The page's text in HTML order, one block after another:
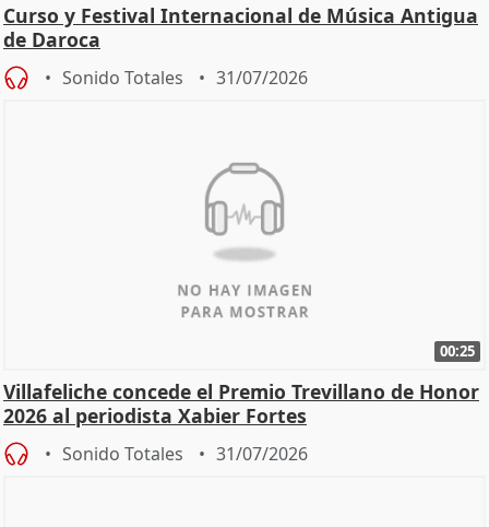
Curso y Festival Internacional de Música Antigua
de Daroca
Sonido Totales 31/07/2026
00:25
Villafeliche concede el Premio Trevillano de Honor
2026 al periodista Xabier Fortes
Sonido Totales 31/07/2026